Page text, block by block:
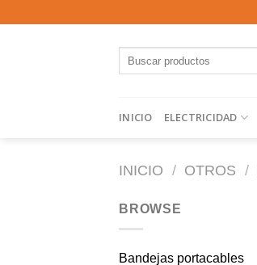
INICIO ELECTRICIDAD
INICIO / OTROS /
BROWSE
Bandejas portacables